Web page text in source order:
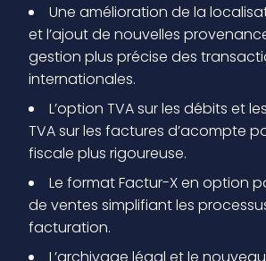
Une amélioration de la
et l’ajout de nouvelles
gestion plus précise des
internationales.
L’option TVA sur les débits et
TVA sur les factures d’acompte
fiscale plus rigoureuse.
Le format Factur-X en option
de ventes simplifiant les
facturation.
L’archivage légal et le